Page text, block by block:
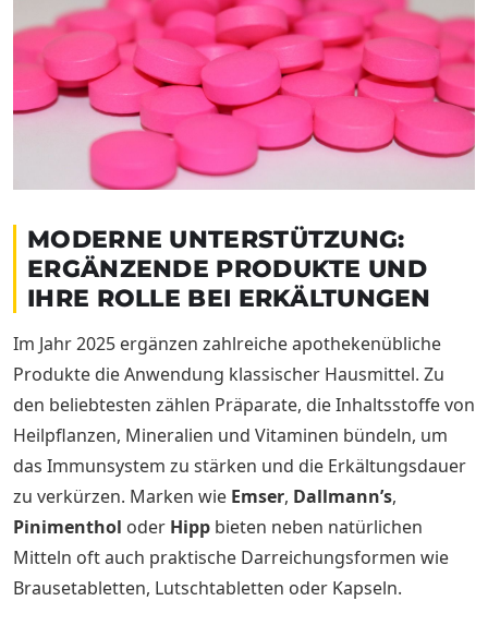
MODERNE UNTERSTÜTZUNG:
ERGÄNZENDE PRODUKTE UND
IHRE ROLLE BEI ERKÄLTUNGEN
Im Jahr 2025 ergänzen zahlreiche apothekenübliche
Produkte die Anwendung klassischer Hausmittel. Zu
den beliebtesten zählen Präparate, die Inhaltsstoffe von
Heilpflanzen, Mineralien und Vitaminen bündeln, um
das Immunsystem zu stärken und die Erkältungsdauer
zu verkürzen. Marken wie Emser, Dallmann’s,
Pinimenthol oder Hipp bieten neben natürlichen
Mitteln oft auch praktische Darreichungsformen wie
Brausetabletten, Lutschtabletten oder Kapseln.